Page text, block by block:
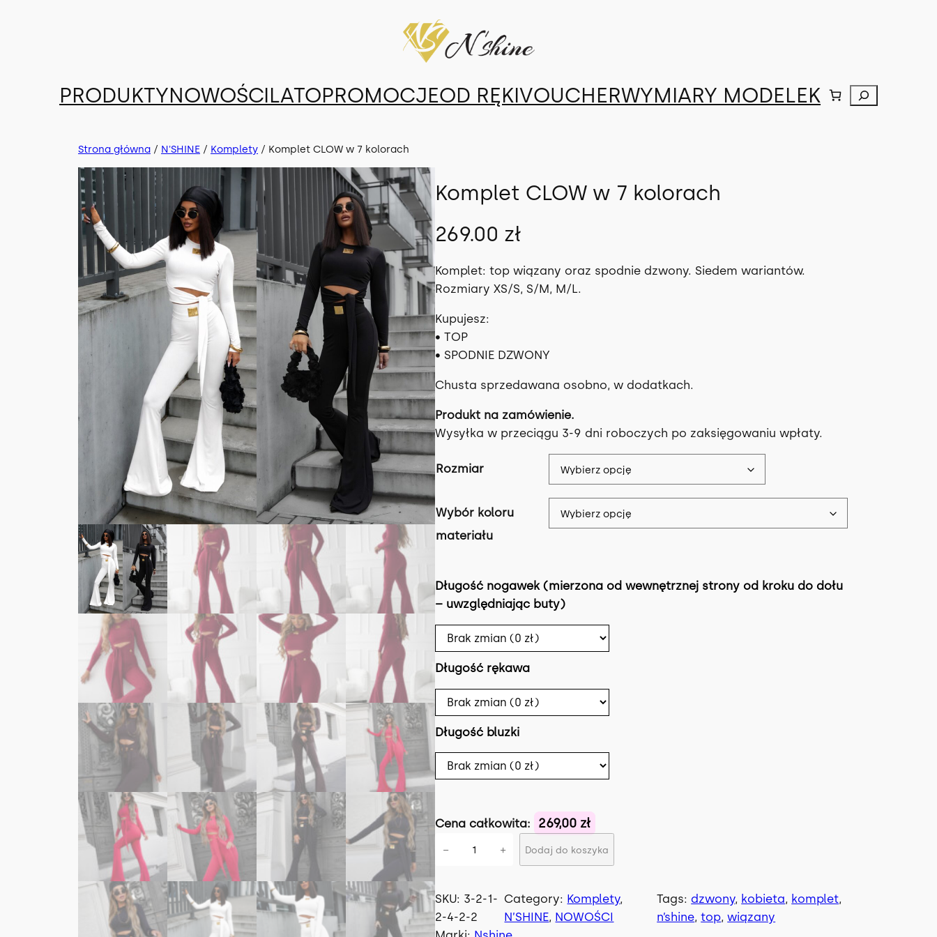
PRODUKTYNOWOŚCILATOPROMOCJEOD RĘKIVOUCHERWYMIARY MODELEK Szukaj
Strona główna / N'SHINE / Komplety / Komplet CLOW w 7 kolorach
Komplet CLOW w 7 kolorach
269.00 zł
Komplet: top wiązany oraz spodnie dzwony. Siedem wariantów.
Rozmiary XS/S, S/M, M/L.
Kupujesz:
• TOP
• SPODNIE DZWONY
Chusta sprzedawana osobno, w dodatkach.
Produkt na zamówienie.
Wysyłka w przeciągu 3-9 dni roboczych po zaksięgowaniu wpłaty.
Rozmiar
Wybór koloru
materiału
Długość nogawek (mierzona od wewnętrznej strony od kroku do dołu
– uwzględniając buty)
Długość rękawa
Długość bluzki
Cena całkowita: 269,00 zł
ś
ć
K
− + Dodaj do koszyka
SKU: 3-2-1-
2-4-2-2
Category: Komplety
N’SHINE, NOWOŚCI
Tags:dzwony, kobieta, komplet
n’shine, top, wiązany